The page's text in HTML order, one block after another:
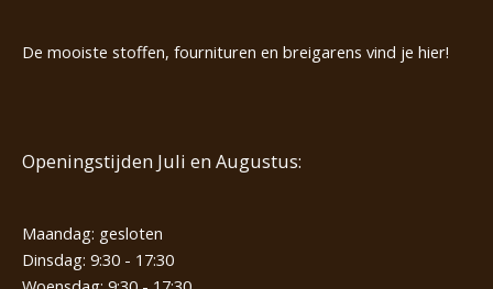
De mooiste stoffen, fournituren en breigarens vind je hier!
Openingstijden Juli en Augustus:
Maandag: gesloten
Dinsdag: 9:30 - 17:30